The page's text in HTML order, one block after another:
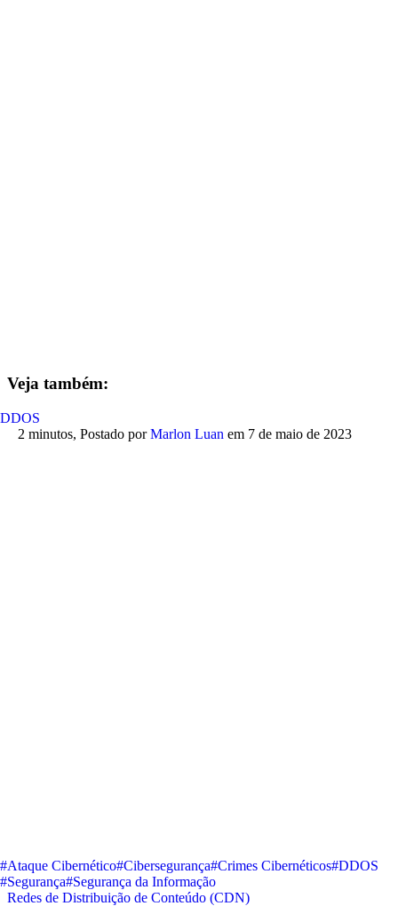
Veja também:
DDOS
2 minutos, Postado porMarlon Luan em 7 de maio de 2023
#Ataque Cibernético#Cibersegurança#Crimes Cibernéticos#DDOS
#Segurança#Segurança da Informação
Redes de Distribuição de Conteúdo (CDN)